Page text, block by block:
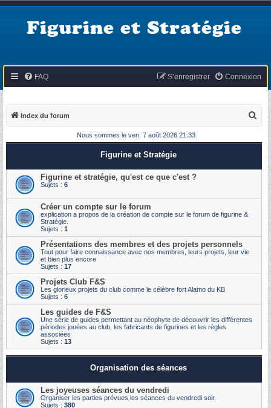
Figurine et Stratégie
FAQ Connexion
S’enregistrer
Index du forum
c
Nous sommes le ven. 7 août 2026 21:33
Figurine et Stratégie
Figurine et stratégie, qu'est ce que c'est ?
Sujets : 6
Créer un compte sur le forum
explication a propos de la création de compte sur le forum de figurine &
Stratégie.
Sujets : 1
Présentations des membres et des projets personnels
Tout pour faire connaissance avec nos membres, leurs projets, leur vie
et bien plus encore
Sujets : 17
Projets Club F&S
Les glorieux projets du club comme le célèbre fort Alamo du KB
Sujets : 6
Les guides de F&S
Une série de guides permettant au néophyte de découvrir les différentes
périodes jouées au club, les fabricants de figurines et les règles
associées
Sujets : 13
Organisation des séances
Les joyeuses séances du vendredi
Organiser les parties prévues les séances du vendredi soir.
Sujets : 380